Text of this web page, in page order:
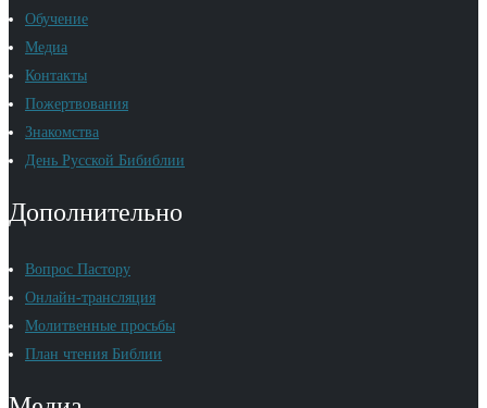
Обучение
Медиа
Контакты
Пожертвования
Знакомства
День Русской Бибиблии
Дополнительно
Вопрос Пастору
Онлайн-трансляция
Молитвенные просьбы
План чтения Библии